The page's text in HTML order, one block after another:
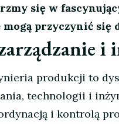
się w
przyczynić się
produkcji to
technologii i
i kontrolą